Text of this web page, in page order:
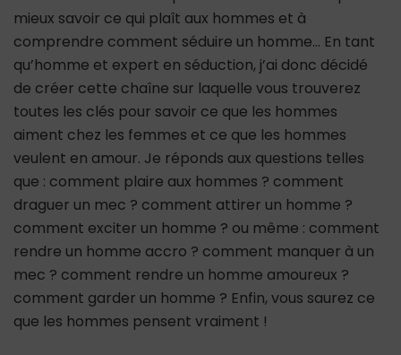
mieux savoir ce qui plaît aux hommes et à
comprendre comment séduire un homme… En tant
qu’homme et expert en séduction, j’ai donc décidé
de créer cette chaîne sur laquelle vous trouverez
toutes les clés pour savoir ce que les hommes
aiment chez les femmes et ce que les hommes
veulent en amour. Je réponds aux questions telles
que : comment plaire aux hommes ? comment
draguer un mec ? comment attirer un homme ?
comment exciter un homme ? ou même : comment
rendre un homme accro ? comment manquer à un
mec ? comment rendre un homme amoureux ?
comment garder un homme ? Enfin, vous saurez ce
que les hommes pensent vraiment !